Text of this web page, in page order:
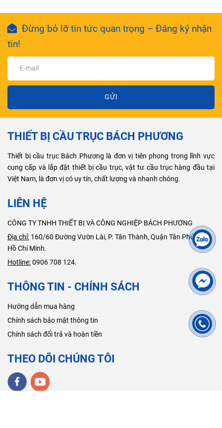
Đừng bỏ lỡ tin tức quan trọng – Đăng ký nhận
tin!
GỬI
THIẾT BỊ CẦU TRỤC BÁCH PHƯƠNG
Thiết bị cầu trục Bách Phương là đơn vị tiên phong trong lĩnh vực
cung cấp và lắp đặt thiết bị cầu trục, vật tư cầu trục hàng đầu tại
Việt Nam, là đơn vị có uy tín, chất lượng và nhanh chóng.
LIÊN HỆ
CÔNG TY TNHH THIẾT BỊ VÀ CÔNG NGHIỆP BÁCH PHƯƠNG
Địa chỉ: 160/60 Đường Vườn Lài, P. Tân Thành, Quận Tân Phú, TP.
Hồ Chí Minh.
Hotline:0906 708 124.
THÔNG TIN - CHÍNH SÁCH
Hướng dẫn mua hàng
Chính sách bảo mật thông tin
Chính sách đổi trả và hoàn tiền
THEO DÕI CHÚNG TÔI